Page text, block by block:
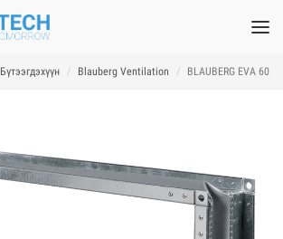
Бүтээгдэхүүн Blauberg Ventilation BLAUBERG EVA